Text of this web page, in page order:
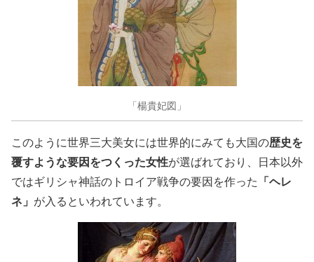
「楊貴妃図」
このように世界三大美女には世界的にみても大国の歴史を
覆すような要因をつくった女性が選ばれており、日本以外
ではギリシャ神話のトロイア戦争の要因を作った 「ヘレ
ネ」 が入るといわれています。